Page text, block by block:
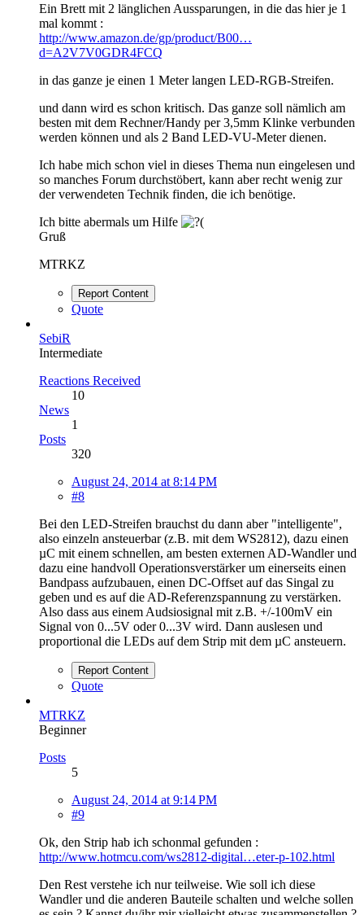
Ein Brett mit 2 länglichen Aussparungen, in die das hier je 1
mal kommt :
http://www.amazon.de/gp/product/B00…
d=A2V7V0GDR4FCQ
in das ganze je einen 1 Meter langen LED-RGB-Streifen.
und dann wird es schon kritisch. Das ganze soll nämlich am
besten mit dem Rechner/Handy per 3,5mm Klinke verbunden
werden können und als 2 Band LED-VU-Meter dienen.
Ich habe mich schon viel in dieses Thema nun eingelesen und
so manches Forum durchstöbert, kann aber recht wenig zur
der verwendeten Technik finden, die ich benötige.
Ich bitte abermals um Hilfe
Gruß
MTRKZ
Report Content
Quote
SebiR
Intermediate
Reactions Received
10
News
1
Posts
320
August 24, 2014 at 8:14 PM
#8
Bei den LED-Streifen brauchst du dann aber "intelligente",
also einzeln ansteuerbar (z.B. mit dem WS2812), dazu einen
µC mit einem schnellen, am besten externen AD-Wandler und
dazu eine handvoll Operationsverstärker um einerseits einen
Bandpass aufzubauen, einen DC-Offset auf das Singal zu
geben und es auf die AD-Referenzspannung zu verstärken.
Also dass aus einem Audsiosignal mit z.B. +/-100mV ein
Signal von 0...5V oder 0...3V wird. Dann auslesen und
proportional die LEDs auf dem Strip mit dem µC ansteuern.
Report Content
Quote
MTRKZ
Beginner
Posts
5
August 24, 2014 at 9:14 PM
#9
Ok, den Strip hab ich schonmal gefunden :
http://www.hotmcu.com/ws2812-digital…eter-p-102.html
Den Rest verstehe ich nur teilweise. Wie soll ich diese
Wandler und die anderen Bauteile schalten und welche sollen